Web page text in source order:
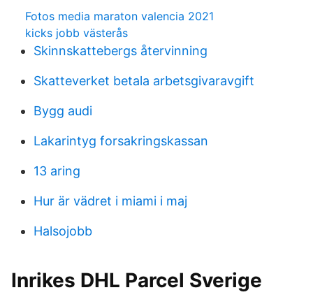
Fotos media maraton valencia 2021
kicks jobb västerås
Skinnskattebergs återvinning
Skatteverket betala arbetsgivaravgift
Bygg audi
Lakarintyg forsakringskassan
13 aring
Hur är vädret i miami i maj
Halsojobb
Inrikes DHL Parcel Sverige